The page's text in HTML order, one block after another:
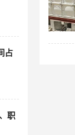
占
职